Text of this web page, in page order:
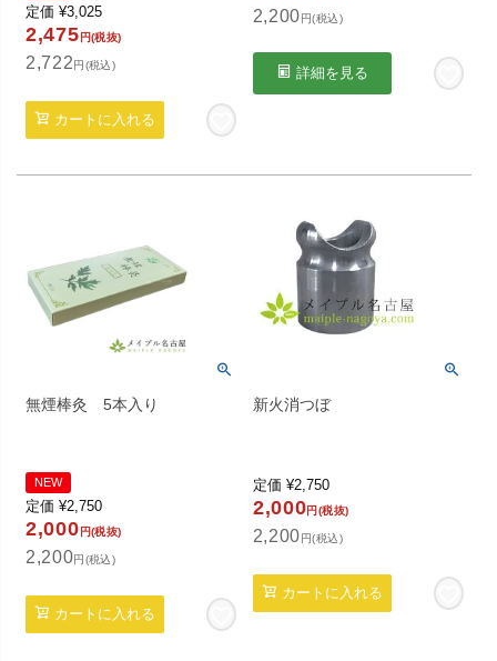
定価 ¥3,025
2,475 円(税抜)
2,722円(税込)
カートに入れる
2,200円(税込)
詳細を見る
無煙棒灸 5本入り
NEW
定価 ¥2,750
2,000 円(税抜)
2,200円(税込)
カートに入れる
新火消つぼ
定価 ¥2,750
2,000円(税抜)
2,200円(税込)
カートに入れる